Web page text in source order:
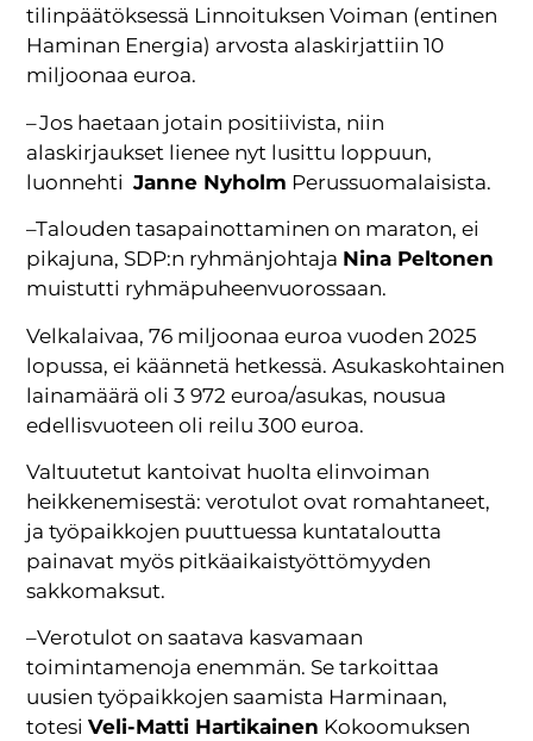
tilinpäätöksessä Linnoituksen Voiman (entinen
Haminan Energia) arvosta alaskirjattiin 10
miljoonaa euroa.
– Jos haetaan jotain positiivista, niin
alaskirjaukset lienee nyt lusittu loppuun,
luonnehtiJanne Nyholm Perussuomalaisista.
–Talouden tasapainottaminen on maraton, ei
pikajuna, SDP:n ryhmänjohtaja Nina Peltonen
muistutti ryhmäpuheenvuorossaan.
Velkalaivaa, 76 miljoonaa euroa vuoden 2025
lopussa, ei käännetä hetkessä. Asukaskohtainen
lainamäärä oli 3 972 euroa/asukas, nousua
edellisvuoteen oli reilu 300 euroa.
Valtuutetut kantoivat huolta elinvoiman
heikkenemisestä: verotulot ovat romahtaneet,
ja työpaikkojen puuttuessa kuntataloutta
painavat myös pitkäaikaistyöttömyyden
sakkomaksut.
–Verotulot on saatava kasvamaan
toimintamenoja enemmän. Se tarkoittaa
uusien työpaikkojen saamista Harminaan,
totesiVeli-Matti Hartikainen Kokoomuksen